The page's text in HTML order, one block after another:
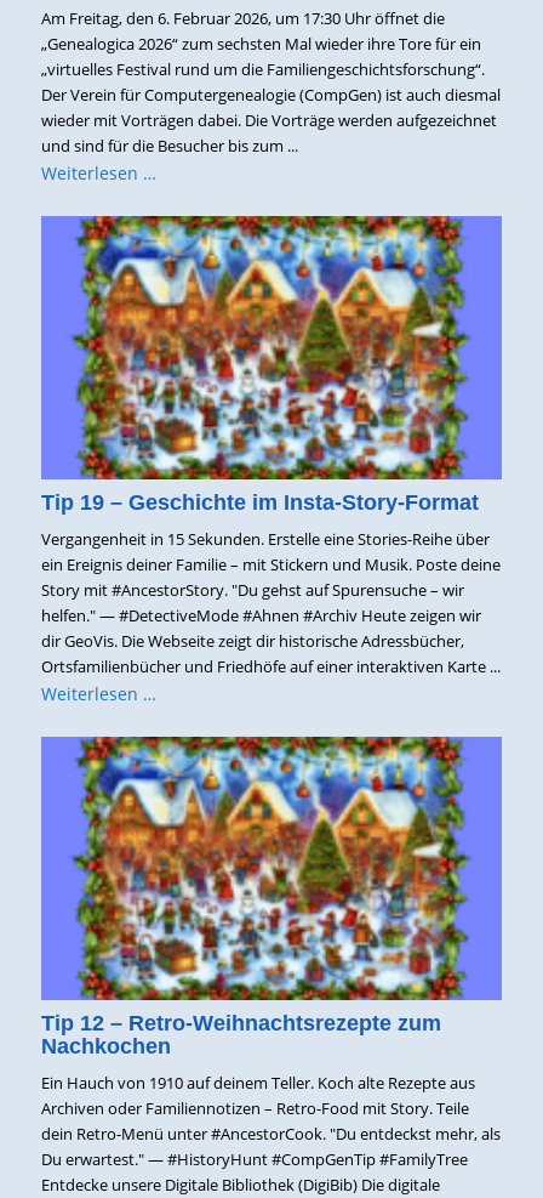
Am Freitag, den 6. Februar 2026, um 17:30 Uhr öffnet die
„Genealogica 2026“ zum sechsten Mal wieder ihre Tore für ein
„virtuelles Festival rund um die Familiengeschichtsforschung“.
Der Verein für Computergenealogie (CompGen) ist auch diesmal
wieder mit Vorträgen dabei. Die Vorträge werden aufgezeichnet
und sind für die Besucher bis zum ...
Weiterlesen …
Tip 19 – Geschichte im Insta-Story-Format
Vergangenheit in 15 Sekunden. Erstelle eine Stories-Reihe über
ein Ereignis deiner Familie – mit Stickern und Musik. Poste deine
Story mit #AncestorStory. "Du gehst auf Spurensuche – wir
helfen." — #DetectiveMode #Ahnen #Archiv Heute zeigen wir
dir GeoVis. Die Webseite zeigt dir historische Adressbücher,
Ortsfamilienbücher und Friedhöfe auf einer interaktiven Karte ...
Weiterlesen …
Tip 12 – Retro-Weihnachtsrezepte zum
Nachkochen
Ein Hauch von 1910 auf deinem Teller. Koch alte Rezepte aus
Archiven oder Familiennotizen – Retro-Food mit Story. Teile
dein Retro-Menü unter #AncestorCook. "Du entdeckst mehr, als
Du erwartest." — #HistoryHunt #CompGenTip #FamilyTree
Entdecke unsere Digitale Bibliothek (DigiBib) Die digitale